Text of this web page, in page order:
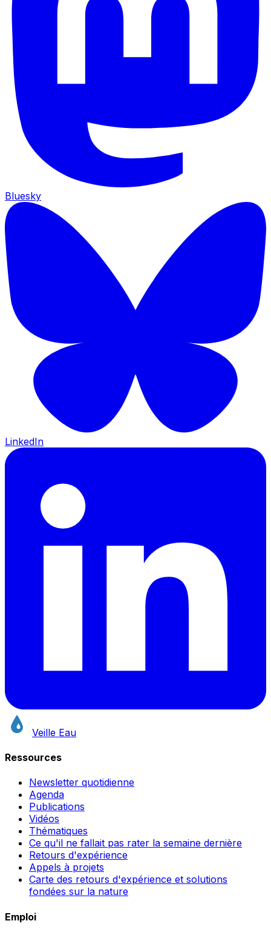
Bluesky
LinkedIn
Veille Eau
Ressources
Newsletter quotidienne
Agenda
Publications
Vidéos
Thématiques
Ce qu'il ne fallait pas rater la semaine dernière
Retours d'expérience
Appels à projets
Carte des retours d'expérience et solutions
fondées sur la nature
Emploi